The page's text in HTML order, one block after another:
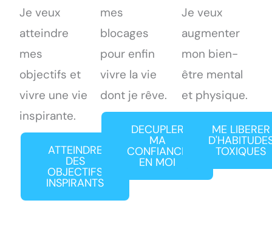
Je veux
atteindre
mes
objectifs et
vivre une vie
inspirante.
ATTEINDRE
DES
OBJECTIFS
INSPIRANTS
mes
blocages
pour enfin
vivre la vie
dont je rêve.
DECUPLER
MA
CONFIANCE
EN MOI
Je veux
augmenter
mon bien-
être mental
et physique.
ME LIBERER
TOXIQUES